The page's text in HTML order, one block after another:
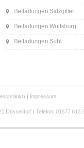
Beiladungen Salzgitter
Beiladungen Wolfsburg
Beiladungen Suhl
| Impressum
Düsseldorf | Telefon: 01577